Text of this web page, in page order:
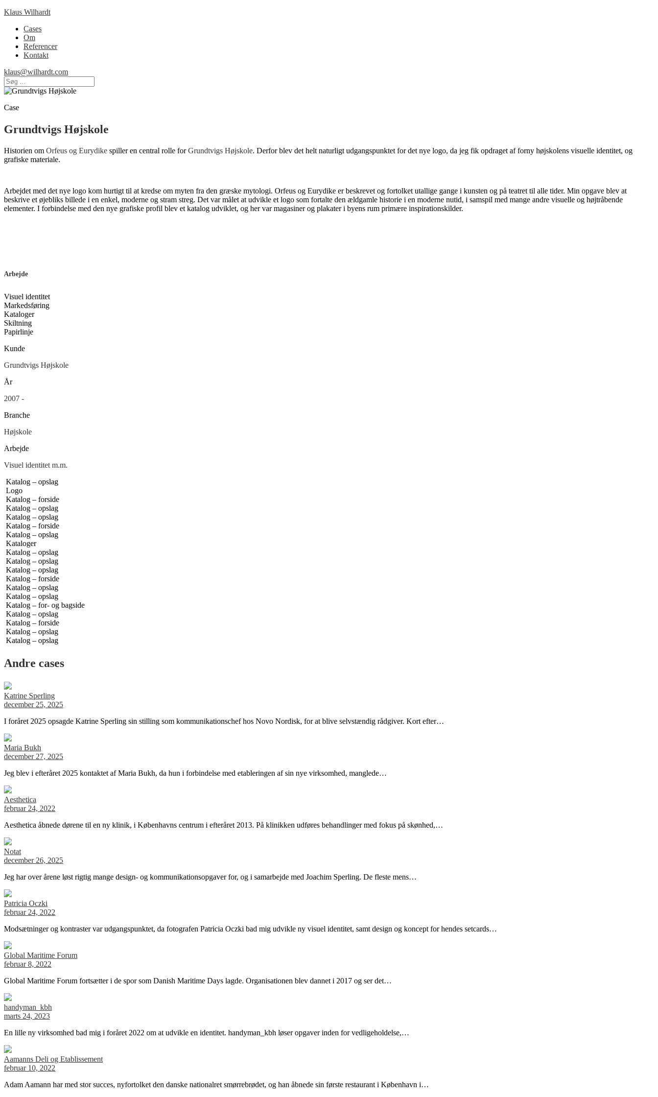
Klaus Wilhardt
Cases
Om
Referencer
Kontakt
klaus@wilhardt.com
Case
Grundtvigs Højskole
Historien om Orfeus og Eurydike spiller en central rolle forGrundtvigs Højskole. Derfor blev det helt naturligt udgangspunktet for det nye logo, da jeg fik opdraget af forny højskolens visuelle identitet, og
grafiske materiale.
Arbejdet med det nye logo kom hurtigt til at kredse om myten fra den græske mytologi. Orfeus og Eurydike er beskrevet og fortolket utallige gange i kunsten og på teatret til alle tider. Min opgave blev at
beskrive et øjebliks billede i en enkel, moderne og stram streg. Det var målet at udvikle et logo som fortalte den ældgamle historie i en moderne nutid, i samspil med mange andre visuelle og højtråbende
elementer. I forbindelse med den nye grafiske profil blev et katalog udviklet, og her var magasiner og plakater i byens rum primære inspirationskilder.
Arbejde
Visuel identitet
Markedsføring
Kataloger
Skiltning
Papirlinje
Kunde
Grundtvigs Højskole
År
2007 -
Branche
Højskole
Arbejde
Visuel identitet m.m.
Katalog – opslag
Logo
Katalog – forside
Katalog – opslag
Katalog – opslag
Katalog – forside
Katalog – opslag
Kataloger
Katalog – opslag
Katalog – opslag
Katalog – opslag
Katalog – forside
Katalog – opslag
Katalog – opslag
Katalog – for- og bagside
Katalog – opslag
Katalog – forside
Katalog – opslag
Katalog – opslag
Andre cases
Katrine Sperling
december 25, 2025
I foråret 2025 opsagde Katrine Sperling sin stilling som kommunikationschef hos Novo Nordisk, for at blive selvstændig rådgiver. Kort efter…
Maria Bukh
december 27, 2025
Jeg blev i efteråret 2025 kontaktet af Maria Bukh, da hun i forbindelse med etableringen af sin nye virksomhed, manglede…
Aesthetica
februar 24, 2022
Aesthetica åbnede dørene til en ny klinik, i Københavns centrum i efteråret 2013. På klinikken udføres behandlinger med fokus på skønhed,…
Notat
december 26, 2025
Jeg har over årene løst rigtig mange design- og kommunikationsopgaver for, og i samarbejde med Joachim Sperling. De fleste mens…
Patricia Oczki
februar 24, 2022
Modsætninger og kontraster var udgangspunktet, da fotografen Patricia Oczki bad mig udvikle ny visuel identitet, samt design og koncept for hendes setcards…
Global Maritime Forum
februar 8, 2022
Global Maritime Forum fortsætter i de spor som Danish Maritime Days lagde. Organisationen blev dannet i 2017 og ser det…
handyman_kbh
marts 24, 2023
En lille ny virksomhed bad mig i foråret 2022 om at udvikle en identitet. handyman_kbh løser opgaver inden for vedligeholdelse,…
Aamanns Deli og Etablissement
februar 10, 2022
Adam Aamann har med stor succes, nyfortolket den danske nationalret smørrebrødet, og han åbnede sin første restaurant i København i…